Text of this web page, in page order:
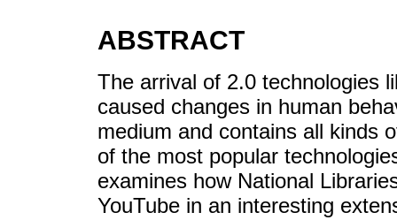
ABSTRACT
The arrival of 2.0 technologies
caused changes in human
medium and contains all kinds
of the most popular
examines how National
YouTube in an interesting